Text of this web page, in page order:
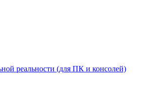
реальности (для ПК и консолей)